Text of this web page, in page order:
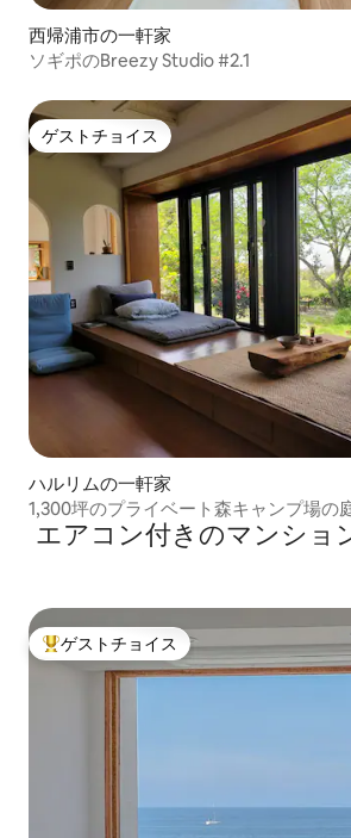
西帰浦市の一軒家
ソギポのBreezy Studio #2.1
ゲストチョイス
ゲストチョイス
ハルリムの一軒家
1,300坪のプライベート森キャンプ場の
バー °みかん畑°コッジャワル°ブルムン°
エアコン付きのマンショ
大好評のゲストチョイスです。
ゲストチョイス